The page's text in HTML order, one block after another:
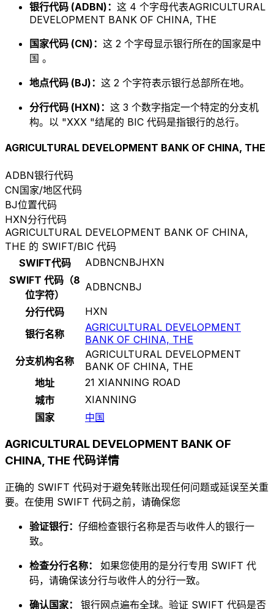
银行代码 (ADBN)： 这 4 个字母代表AGRICULTURAL
DEVELOPMENT BANK OF CHINA, THE
国家代码 (CN)： 这 2 个字母显示银行所在的国家是中
国 。
地点代码 (BJ)： 这 2 个字符表示银行总部所在地。
分行代码 (HXN)： 这 3 个数字指定一个特定的分支机
构。以 "XXX "结尾的 BIC 代码是指银行的总行。
AGRICULTURAL DEVELOPMENT BANK OF CHINA, THE
ADBN银行代码
CN国家/地区代码
BJ位置代码
HXN分行代码
AGRICULTURAL DEVELOPMENT BANK OF CHINA,
THE 的 SWIFT/BIC 代码
SWIFT代码
ADBNCNBJHXN
SWIFT 代码（8
位字符）
ADBNCNBJ
分行代码
HXN
银行名称
AGRICULTURAL DEVELOPMENT
BANK OF CHINA, THE
分支机构名称
AGRICULTURAL DEVELOPMENT
BANK OF CHINA, THE
地址
21 XIANNING ROAD
城市
XIANNING
国家
中国
AGRICULTURAL DEVELOPMENT BANK OF
CHINA, THE 代码详情
正确的 SWIFT 代码对于避免转账出现任何问题或延误至关重
要。在使用 SWIFT 代码之前，请确保您
验证银行： 仔细检查银行名称是否与收件人的银行一
致。
检查分行名称： 如果您使用的是分行专用 SWIFT 代
码，请确保该分行与收件人的分行一致。
确认国家： 银行网点遍布全球。验证 SWIFT 代码是否